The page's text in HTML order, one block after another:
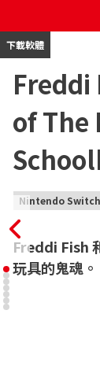
下載軟體
Freddi
of The
Nintendo Switch
Freddi Fish
玩具的鬼魂。